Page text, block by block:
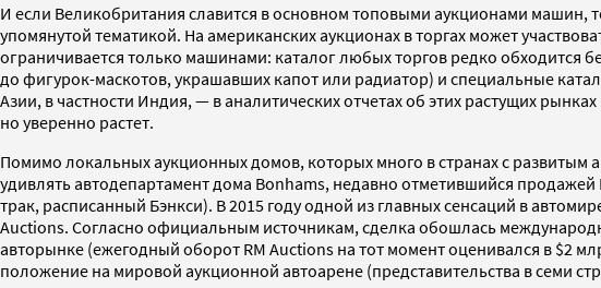
И если Великобритания славится в основном топовыми аукционами машин,
упомянутой тематикой. На американских аукционах в торгах может
ограничивается только машинами: каталог любых торгов редко обходится
до фигурок-маскотов, украшавших капот или радиатор) и специальные
Азии, в частности Индия, — в аналитических отчетах об этих растущих
но уверенно растет.
Помимо локальных аукционных домов, которых много в странах с
удивлять автодепартамент дома Bonhams, недавно отметившийся
трак, расписанный Бэнкси). В 2015 году одной из главных сенсаций в
Auctions. Согласно официальным источникам, сделка обошлась
авторынке (ежегодный оборот RM Auctions на тот момент оценивался в $2
положение на мировой аукционной автоарене (представительства в семи